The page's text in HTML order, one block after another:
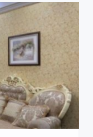
не меее пяти